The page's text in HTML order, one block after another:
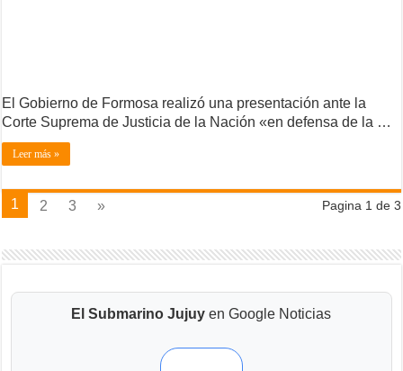
El Gobierno de Formosa realizó una presentación ante la
Corte Suprema de Justicia de la Nación «en defensa de la …
Leer más »
Pagina 1 de 3
1 2 3 »
El Submarino Jujuy en Google Noticias